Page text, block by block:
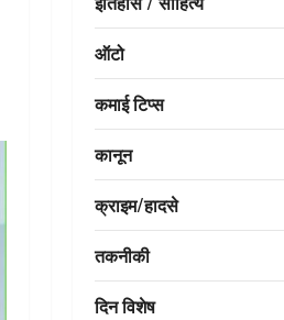
ऑटो
कमाई टिप्स
कानून
क्राइम/हादसे
तकनीकी
दिन विशेष